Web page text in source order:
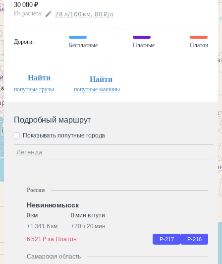
30 080 ₽
Из расчёта: 28 л/100 км, 80 ₽/л
Дороги:
Бесплатные Платные Платон
Найти
попутные грузы
Найти
попутные машины
Подробный маршрут
Легенда
Показывать попутные города
Россия
Невинномысск
0 км
0 мин в пути
+1 341.6 км +20 ч 20 мин
6 521 ₽ за Платон
Р-217 Р-216
Самарская область